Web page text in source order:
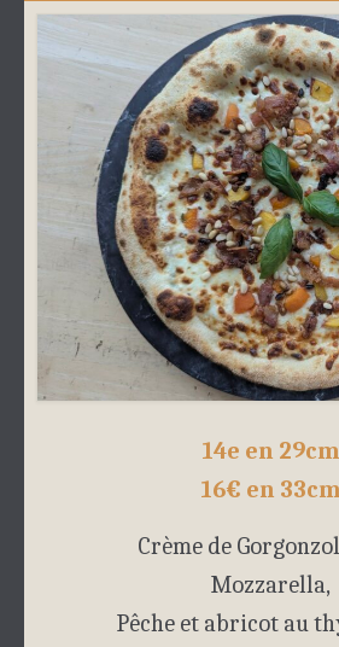
14e en 29cm
16€ en 33cm
Crème de
Mozzarella,
Pêche et abricot au